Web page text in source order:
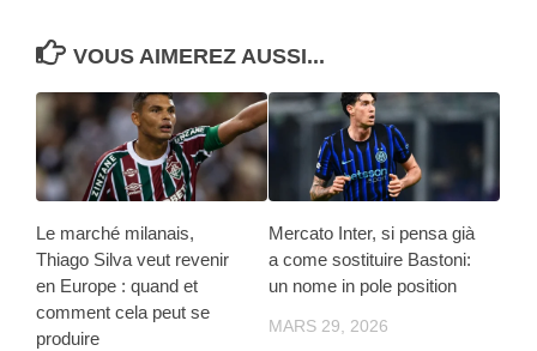
VOUS AIMEREZ AUSSI...
Le marché milanais,
Thiago Silva veut revenir
en Europe : quand et
comment cela peut se
produire
Mercato Inter, si pensa già
a come sostituire Bastoni:
un nome in pole position
MARS 29, 2026